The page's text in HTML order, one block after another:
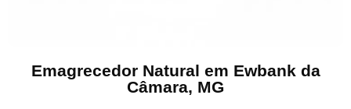
Emagrecedor Natural em Ewbank da
Câmara, MG